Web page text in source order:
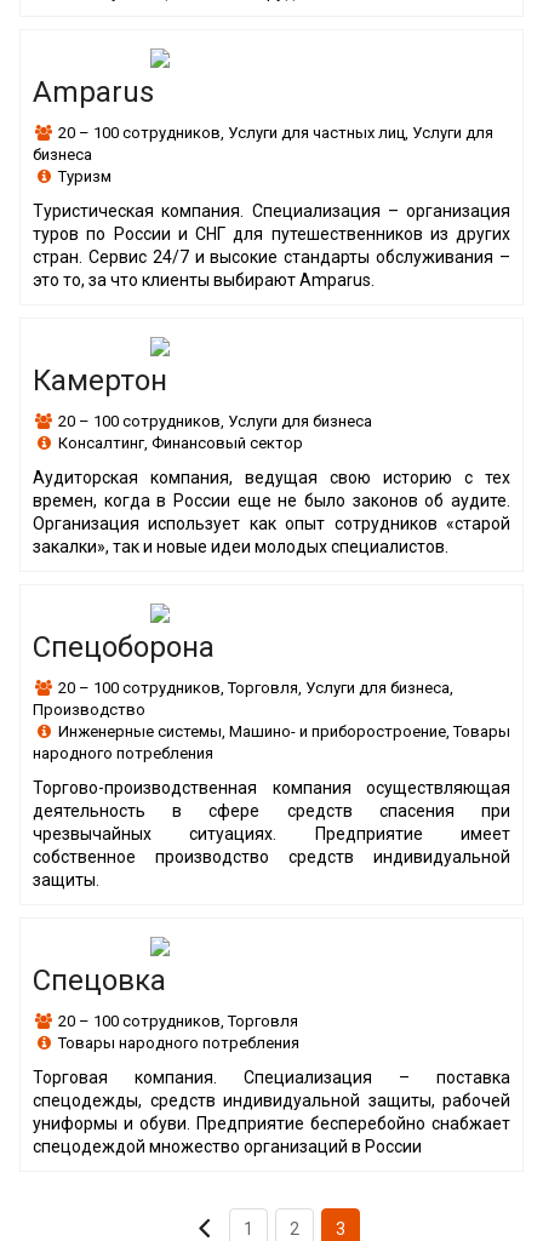
Amparus
20 – 100 сотрудников Услуги для частных лиц Услуги для
бизнеса
Туризм
Туристическая компания. Специализация – организация
туров по России и СНГ для путешественников из других
стран. Сервис 24/7 и высокие стандарты обслуживания –
это то, за что клиенты выбирают Amparus.
Камертон
20 – 100 сотрудников Услуги для бизнеса
Консалтинг, Финансовый сектор
Аудиторская компания, ведущая свою историю с тех
времен, когда в России еще не было законов об аудите.
Организация использует как опыт сотрудников «старой
закалки», так и новые идеи молодых специалистов.
Спецоборона
20 – 100 сотрудников ,Торговля Услуги для бизнеса
Производство
Инженерные системы Машино- и приборостроение ,Товары
народного потребления
Торгово-производственная компания осуществляющая
деятельность в сфере средств спасения при
чрезвычайных ситуациях. Предприятие имеет
собственное производство средств индивидуальной
защиты.
Спецовка
20 – 100 сотрудников ,Торговля
Товары народного потребления
Торговая компания. Специализация – поставка
спецодежды, средств индивидуальной защиты, рабочей
униформы и обуви. Предприятие бесперебойно снабжает
спецодеждой множество организаций в России
1 2 3